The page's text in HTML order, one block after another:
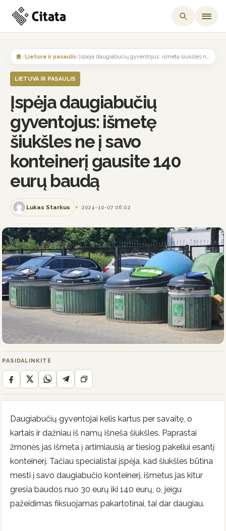
content
/Lietuva ir pasaulis/
LIETUVA IR PASAULIS
Įspėja daugiabučių
gyventojus: išmetę
šiukšles ne į savo
konteinerį gausite 140
eurų baudą
Lukas Starkus 2024-10-07 06:02
PASIDALINKITE
Daugiabučių gyventojai kelis kartus per savaitę, o
kartais ir dažniau iš namų išneša šiukšles. Paprastai
žmonės jas išmeta į artimiausią ar tiesiog pakeliui esantį
konteinerį. Tačiau specialistai įspėja, kad šiukšles būtina
mesti į savo daugiabučio konteinerį, išmetus jas kitur
gresia baudos nuo 30 eurų iki 140 eurų, o, jeigu
pažeidimas fiksuojamas pakartotinai, tai dar daugiau.